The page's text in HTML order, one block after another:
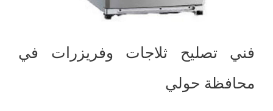
فني تصليح ثلاجات وفريزرات في
محافظة حولي